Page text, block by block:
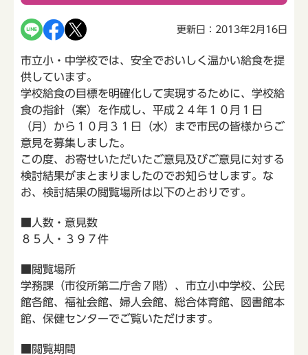
更新日：2013年2月16日
市立小・中学校では、安全でおいしく温かい給食を提
供しています。
学校給食の目標を明確化して実現するために、学校給
食の指針（案）を作成し、平成２４年１０月１日
（月）から１０月３１日（水）まで市民の皆様からご
意見を募集しました。
この度、お寄せいただいたご意見及びご意見に対する
検討結果がまとまりましたのでお知らせします。な
お、検討結果の閲覧場所は以下のとおりです。
■人数・意見数
８５人・３９７件
■閲覧場所
学務課（市役所第二庁舎７階）、市立小中学校、公民
館各館、福祉会館、婦人会館、総合体育館、図書館本
館、保健センターでご覧いただけます。
■閲覧期間